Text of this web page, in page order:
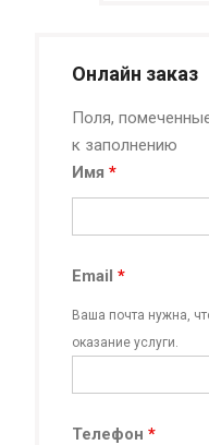
Онлайн заказ
Поля,
к заполнению
Имя *
Email *
Ваша почта нужна,
оказание услуги.
Телефон *